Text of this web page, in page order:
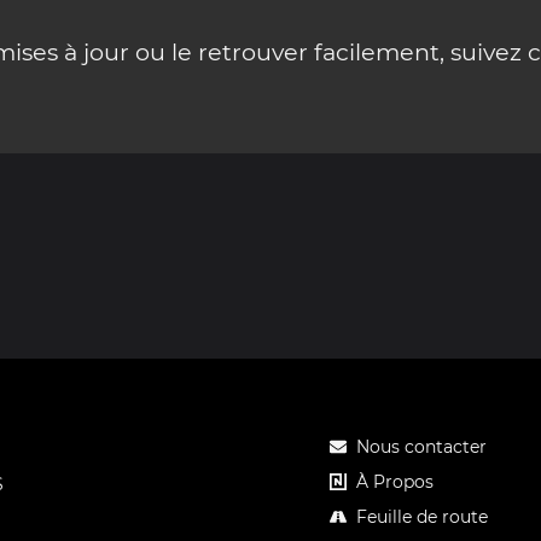
à jour ou le retrouver facilement, suivez
Nous contacter
À Propos
Feuille de route